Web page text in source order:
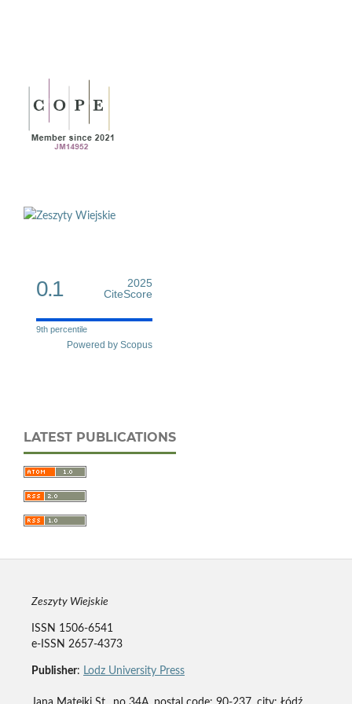
0.1
2025
CiteScore
9th percentile
Powered by Scopus
LATEST PUBLICATIONS
Zeszyty Wiejskie
ISSN 1506-6541
e-ISSN 2657-4373
Publisher: Lodz University Press